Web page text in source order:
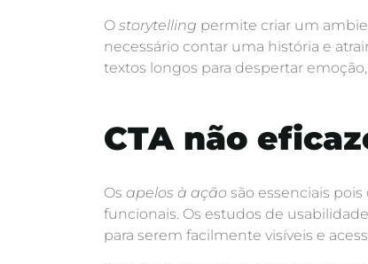
O storytelling permite criar um
necessário contar uma história e
textos longos para despertar
CTA não
Os apelos à ação são essenciais
funcionais. Os estudos de
para serem facilmente visíveis e